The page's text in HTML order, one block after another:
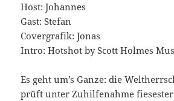
Host: Johannes
Gast: Stefan
Covergrafik: Jonas
Intro: Hotshot by Scott Holmes
Es geht um’s Ganze: die
prüft unter Zuhilfenahme fiesester